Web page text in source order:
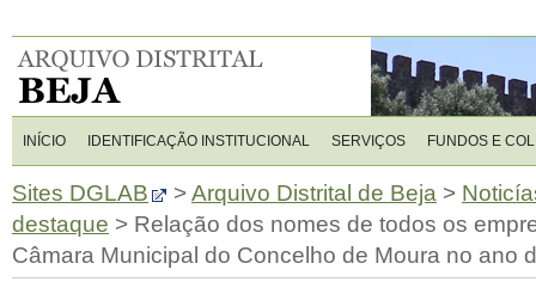
INÍCIO IDENTIFICAÇÃO INSTITUCIONAL SERVIÇOS FUNDOS E
Sites DGLAB >Arquivo Distrital de Beja >
destaque > Relação dos nomes de todos os
Câmara Municipal do Concelho de Moura no ano